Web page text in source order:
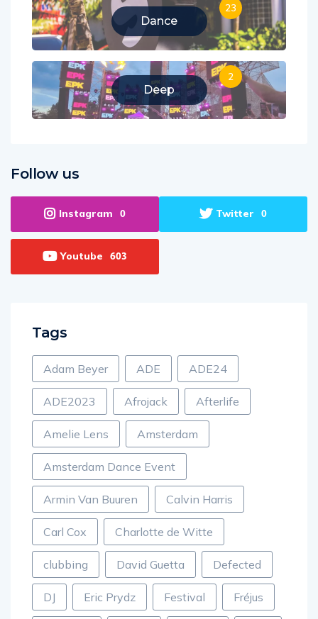
Dance
23
Deep
2
Follow us
Instagram 0 Twitter 0
Youtube 603
Tags
Adam Beyer ADE ADE24
ADE2023 Afrojack Afterlife
Amelie Lens Amsterdam
Amsterdam Dance Event
Armin Van Buuren Calvin Harris
Carl Cox Charlotte de Witte
clubbing David Guetta Defected
DJ Eric Prydz Festival Fréjus